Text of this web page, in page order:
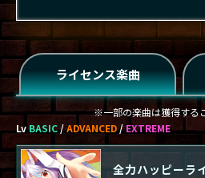
ライセンス楽曲
※一部の楽曲は獲得する
LvBASIC/ADVANCED/EXTREME
全力ハッピーラ